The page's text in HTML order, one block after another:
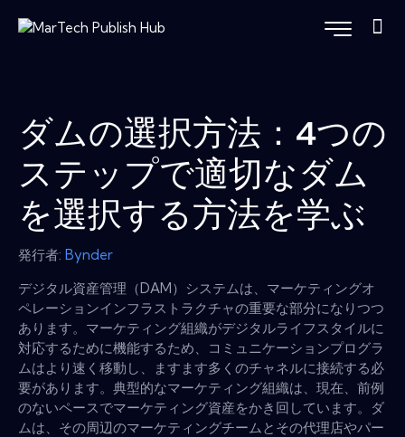
ダムの選択方法：4つの
ステップで適切なダム
を選択する方法を学ぶ
発行者: Bynder
デジタル資産管理（DAM）システムは、マーケティングオ
ペレーションインフラストラクチャの重要な部分になりつつ
あります。マーケティング組織がデジタルライフスタイルに
対応するために機能するため、コミュニケーションプログラ
ムはより速く移動し、ますます多くのチャネルに接続する必
要があります。典型的なマーケティング組織は、現在、前例
のないペースでマーケティング資産をかき回しています。ダ
ムは、その周辺のマーケティングチームとその代理店やパー